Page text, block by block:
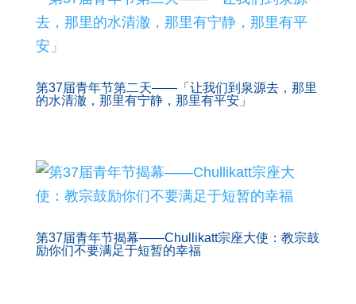
第37届青年节第二天——「让我们到泉源去，那里
的水清澈，那里有宁静，那里有平安」
第37届青年节揭幕——Chullikatt宗座大使：教宗鼓
励你们不要满足于短暂的幸福